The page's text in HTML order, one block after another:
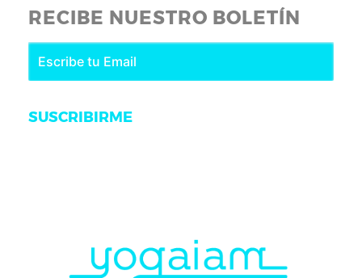
RECIBE NUESTRO BOLETÍN
SUSCRIBIRME